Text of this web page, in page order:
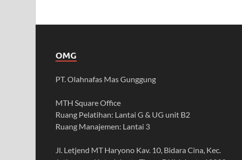
OMG
PT. Olahnafas Mas Gunggung
MTH Square Office
Ruang Pelatihan: Lantai G & UG unit B2
Ruang Manajemen: Lantai 3
Jl. Letjend MT Haryono Kav. 10, Bidara Cina, Kec.